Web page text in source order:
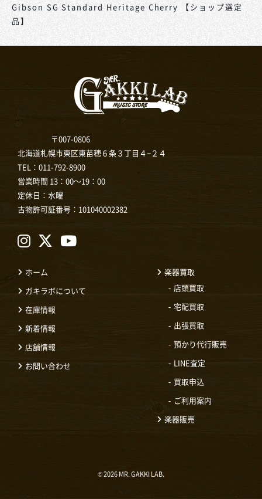
Gibson SG Standard Heritage Cherry 【ショップ選定
品】
〒007-0806
北海道札幌市東区東苗穂６条３丁目４−２４
TEL： 011-792-8900
営業時間 13：00～19：00
定休日：水曜
古物許可証番号：101040002382
ホーム
ガキラボについて
在庫情報
新着情報
店舗情報
お問い合わせ
楽器買取
店頭買取
宅配買取
出張買取
預かり代行販売
LINE査定
買取申込
ご利用案内
楽器販売
© 2026 MR. GAKKI LAB.